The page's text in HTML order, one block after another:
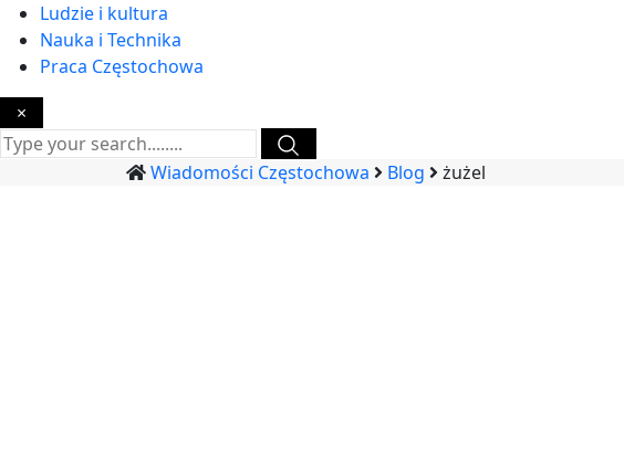
Ludzie i kultura
Nauka i Technika
Praca Częstochowa
×
Wiadomości Częstochowa Blog żużel